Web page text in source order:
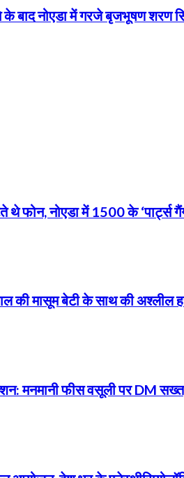
के बाद नोएडा में गरजे बृजभूषण शरण
थे फोन, नोएडा में 1500 के ‘पार्ट्स
की मासूम बेटी के साथ की
मनमानी फीस वसूली पर DM